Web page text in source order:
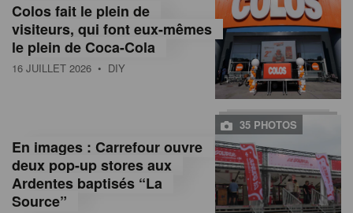
Colos fait le plein de
visiteurs, qui font eux-mêmes
le plein de Coca-Cola
16 JUILLET 2026 • DIY
35 PHOTOS
En images : Carrefour ouvre
deux pop-up stores aux
Ardentes baptisés “La
Source”